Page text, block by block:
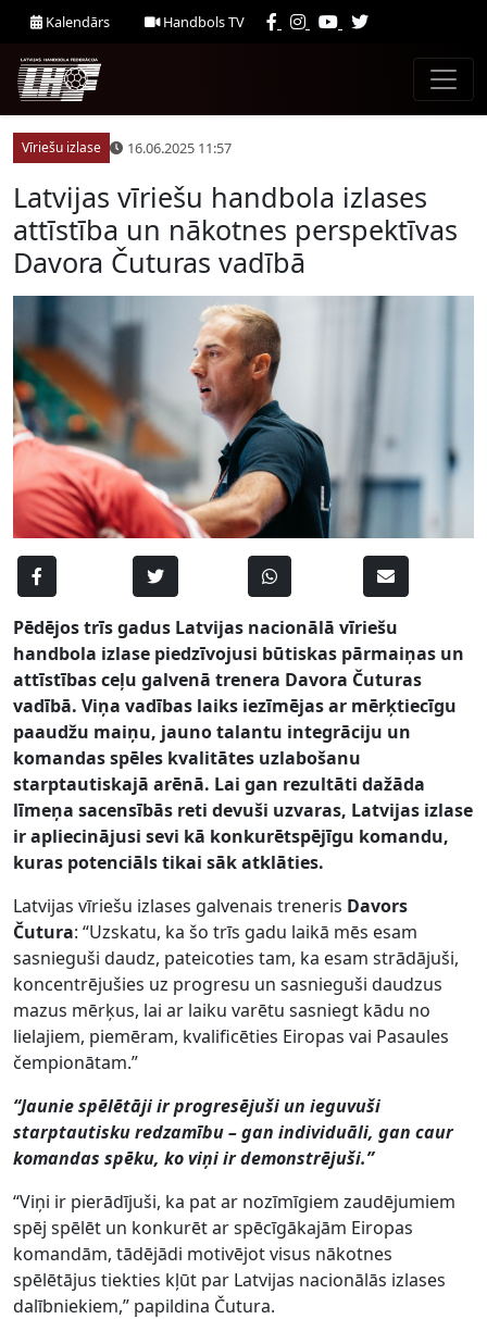
Kalendārs Handbols TV
Vīriešu izlase 16.06.2025 11:57
Latvijas vīriešu handbola izlases
attīstība un nākotnes perspektīvas
Davora Čuturas vadībā
Pēdējos trīs gadus Latvijas nacionālā vīriešu
handbola izlase piedzīvojusi būtiskas pārmaiņas un
attīstības ceļu galvenā trenera Davora Čuturas
vadībā. Viņa vadības laiks iezīmējas ar mērķtiecīgu
paaudžu maiņu, jauno talantu integrāciju un
komandas spēles kvalitātes uzlabošanu
starptautiskajā arēnā. Lai gan rezultāti dažāda
līmeņa sacensībās reti devuši uzvaras, Latvijas izlase
ir apliecinājusi sevi kā konkurētspējīgu komandu,
kuras potenciāls tikai sāk atklāties.
Latvijas vīriešu izlases galvenais treneris Davors
Čutura: “Uzskatu, ka šo trīs gadu laikā mēs esam
sasnieguši daudz, pateicoties tam, ka esam strādājuši,
koncentrējušies uz progresu un sasnieguši daudzus
mazus mērķus, lai ar laiku varētu sasniegt kādu no
lielajiem, piemēram, kvalificēties Eiropas vai Pasaules
čempionātam.”
“Jaunie spēlētāji ir progresējuši un ieguvuši
starptautisku redzamību – gan individuāli, gan caur
komandas spēku, ko viņi ir demonstrējuši.”
“Viņi ir pierādījuši, ka pat ar nozīmīgiem zaudējumiem
spēj spēlēt un konkurēt ar spēcīgākajām Eiropas
komandām, tādējādi motivējot visus nākotnes
spēlētājus tiekties kļūt par Latvijas nacionālās izlases
dalībniekiem,” papildina Čutura.